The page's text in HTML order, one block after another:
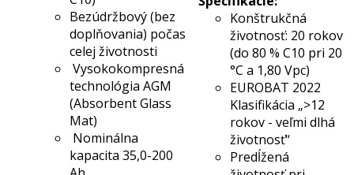
Bezúdržbový (bez
doplňovania) počas
celej životnosti
Vysokokompresná
technológia AGM
(Absorbent Glass
Mat)
Nominálna
kapacita 35,0-200
Konštrukčná
životnosť: 20 rokov
(do 80 % C10 pri 20
°C a 1,80 Vpc)
EUROBAT 2022
Klasifikácia „>12
rokov - veľmi dlhá
životnosť“
Predĺžená